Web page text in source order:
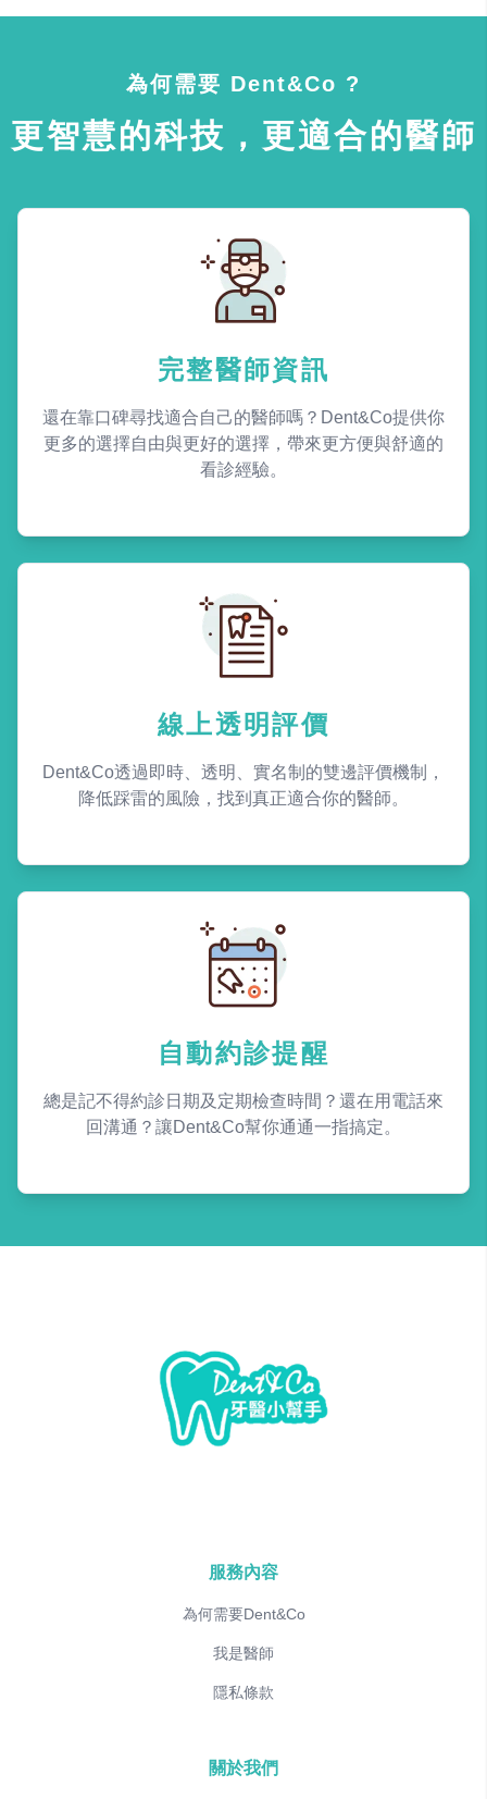
為何需要 Dent&Co ?
更智慧的科技，更適合的醫師
完整醫師資訊
還在靠口碑尋找適合自己的醫師嗎？Dent&Co提供你
更多的選擇自由與更好的選擇，帶來更方便與舒適的
看診經驗。
線上透明評價
Dent&Co透過即時、透明、實名制的雙邊評價機制，
降低踩雷的風險，找到真正適合你的醫師。
自動約診提醒
總是記不得約診日期及定期檢查時間？還在用電話來
回溝通？讓Dent&Co幫你通通一指搞定。
服務內容
為何需要Dent&Co
我是醫師
隱私條款
關於我們